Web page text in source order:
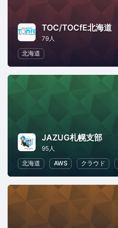
TOC/TOCfE北海道
79人
北海道
JAZUG札幌支部
95人
北海道
AWS クラウド